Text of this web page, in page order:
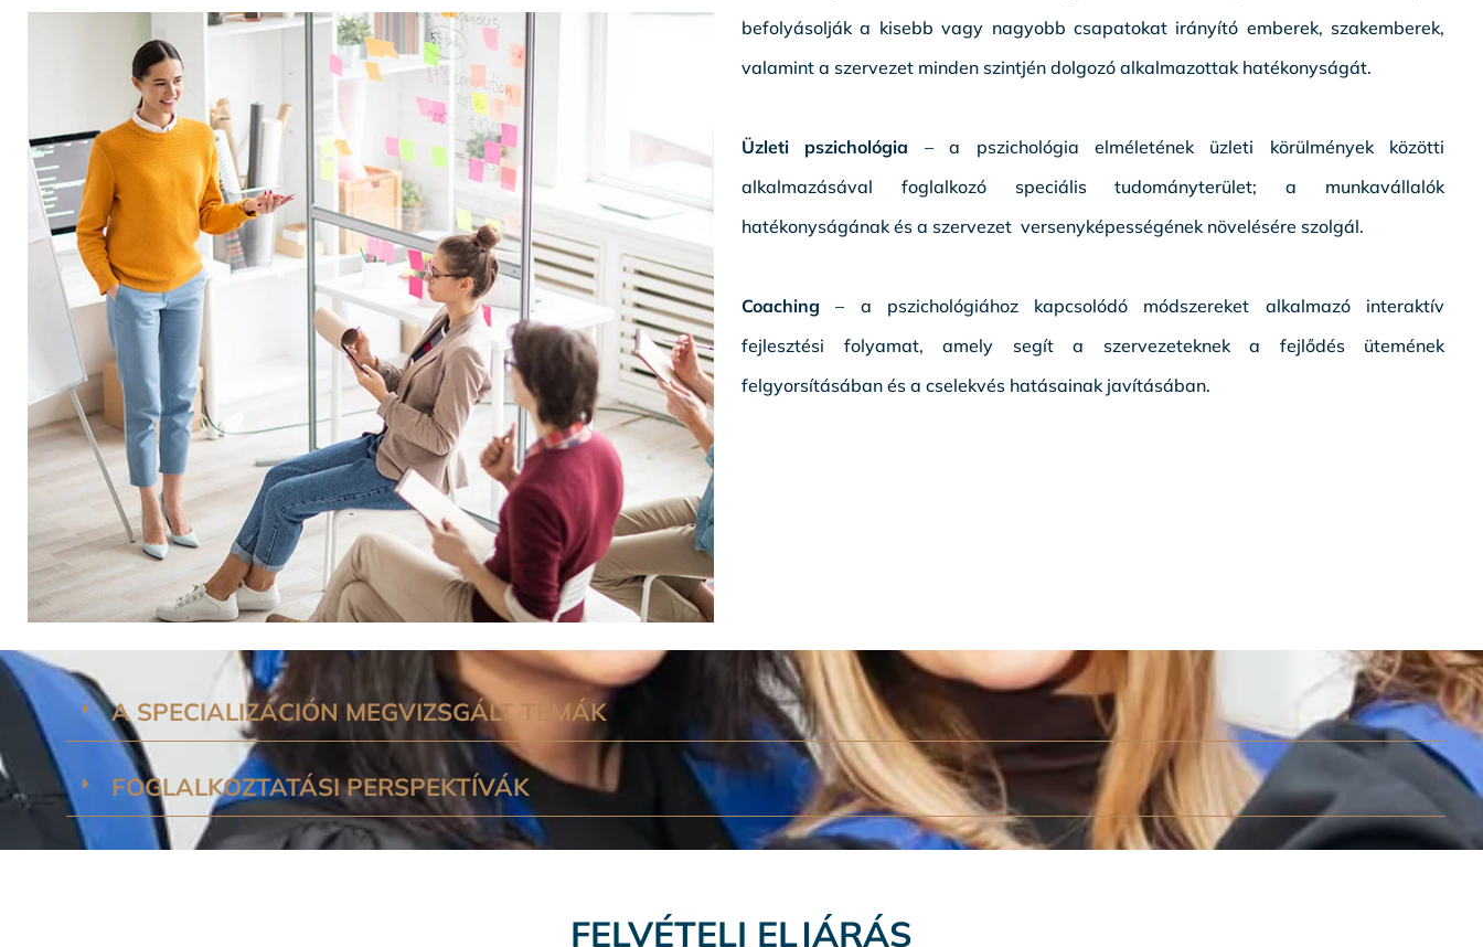
befolyásolják a kisebb vagy nagyobb csapatokat irányító emberek, szakemberek,
valamint a szervezet minden szintjén dolgozó alkalmazottak hatékonyságát.
Üzleti pszichológia – a pszichológia elméletének üzleti körülmények közötti
alkalmazásával foglalkozó speciális tudományterület; a munkavállalók
hatékonyságának és a szervezet versenyképességének növelésére szolgál.
Coaching – a pszichológiához kapcsolódó módszereket alkalmazó interaktív
fejlesztési folyamat, amely segít a szervezeteknek a fejlődés ütemének
felgyorsításában és a cselekvés hatásainak javításában.
A SPECIALIZÁCIÓN MEGVIZSGÁLT TÉMÁK
FOGLALKOZTATÁSI PERSPEKTÍVÁK
FELVÉTELI ELJÁRÁS